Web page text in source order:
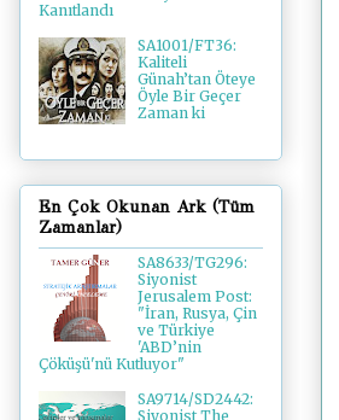
Kanıtlandı
SA1001/FT36:
Kaliteli
Günah’tan Öteye
Öyle Bir Geçer
Zaman ki
En Çok Okunan Ark (Tüm
Zamanlar)
SA8633/TG296:
Siyonist
Jerusalem Post:
"İran, Rusya, Çin
ve Türkiye
'ABD’nin
Çöküşü'nü Kutluyor"
SA9714/SD2442:
Siyonist The